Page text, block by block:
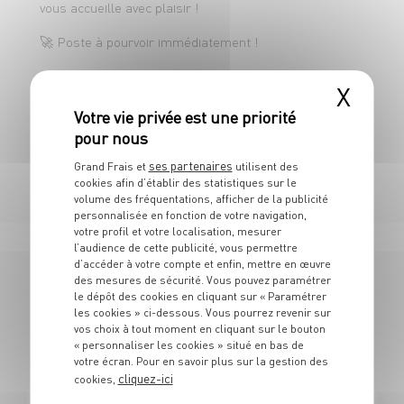
✅ Un treizième mois ( si date d’entrée
avant le 01/07 la première année )
✅ Une expérience enrichissante dans une
possibilité d’évolution dans l’entreprise
🔪 Votre mission :
👉 Travailler des viandes de qualité :
découpe, désossage, préparation
👉 Mettre en valeur les produits et assurer
un rayon attractif
👉 Conseiller la clientèle et assurer un
service de qualité à la vente
vous accueille avec plaisir !
🚀 Poste à pourvoir immédiatement !
Rejoignez-nous et vivez une aventure pro qui vaut le
🎯 DESPI BOUCHERIE : Des produits d’exception. Une
équipe de choc. Des clients ravis.
175 OFFRES
EN BOUCHER
X
Grand Frais et ses partenaires utilisent des
cookies afin d’établir des statistiques sur le
volume des fréquentations, afficher de la publicité
personnalisée en fonction de votre navigation,
votre profil et votre localisation, mesurer
l’audience de cette publicité, vous permettre
d’accéder à votre compte et enfin, mettre en œuvre
des mesures de sécurité. Vous pouvez paramétrer
le dépôt des cookies en cliquant sur « Paramétrer
les cookies » ci-dessous. Vous pourrez revenir sur
vos choix à tout moment en cliquant sur le bouton
« personnaliser les cookies » situé en bas de
votre écran. Pour en savoir plus sur la gestion des
cookies, cliquez-ici